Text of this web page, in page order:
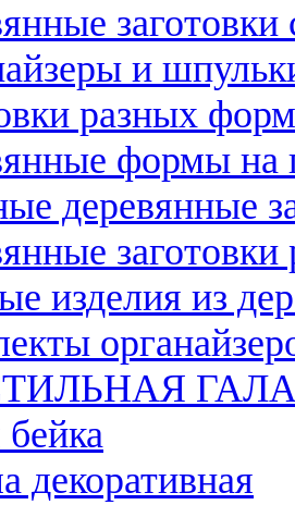
заготовки
и
разных
формы на
деревянные
заготовки
изделия из
декоративная